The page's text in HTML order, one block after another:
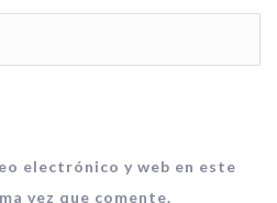
electrónico y web en este
vez que comente.